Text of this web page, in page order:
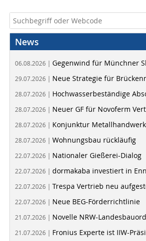
News
06.08.2026 | Gegenwind für Münchner
29.07.2026 | Neue Strategie für
28.07.2026 | Hochwasserbeständige
28.07.2026 | Neuer GF für Novoferm
28.07.2026 | Konjunktur Metallhandwerk
28.07.2026 | Wohnungsbau rückläufig
22.07.2026 | Nationaler Gießerei-Dialog
22.07.2026 | dormakaba investiert in
22.07.2026 | Trespa Vertrieb neu
22.07.2026 | Neue BEG-Förderrichtlinie
21.07.2026 | Novelle NRW-
21.07.2026 | Fronius Experte ist IIW-